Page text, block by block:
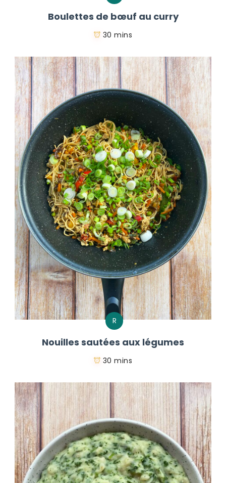
Boulettes de bœuf au curry
30 mins
R
Nouilles sautées aux légumes
30 mins